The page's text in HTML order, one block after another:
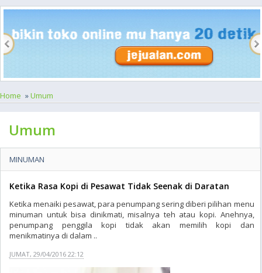
Home »Umum
Umum
MINUMAN
Ketika Rasa Kopi di Pesawat Tidak Seenak di Daratan
Ketika menaiki pesawat, para penumpang sering diberi pilihan menu
minuman untuk bisa dinikmati, misalnya teh atau kopi. Anehnya,
penumpang penggila kopi tidak akan memilih kopi dan
menikmatinya di dalam ..
JUMAT, 29/04/2016 22:12